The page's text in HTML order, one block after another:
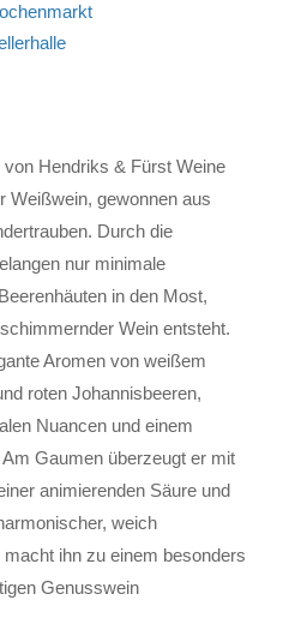
von Hendriks & Fürst Weine
Weißwein, gewonnen aus
Durch die
nur minimale
in den Most,
Wein entsteht.
Aromen von weißem
roten Johannisbeeren,
Nuancen und einem
Gaumen überzeugt er mit
animierenden Säure und
weich
ihn zu einem besonders
Genusswein